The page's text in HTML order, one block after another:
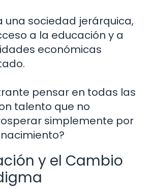
una sociedad jerárquica,
a la educación y a
económicas
pensar en todas las
talento que no
simplemente por
y el Cambio